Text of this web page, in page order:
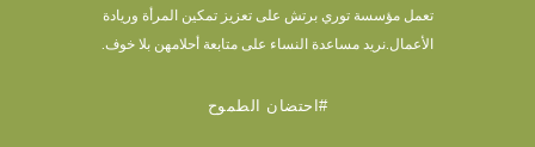
تعمل مؤسسة توري برتش على تعزيز تمكين المرأة وريادة
الأعمال. نريد مساعدة النساء على متابعة أحلامهن بلا خوف.
#احتضان الطموح